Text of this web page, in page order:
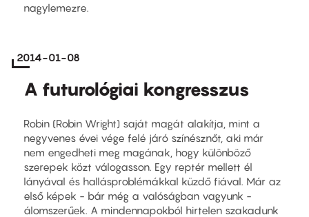
nagylemezre.
2014-01-08
A futurológiai kongresszus
Robin (Robin Wright) saját magát alakítja, mint a
negyvenes évei vége felé járó színésznőt, aki már
nem engedheti meg magának, hogy különböző
szerepek közt válogasson. Egy reptér mellett él
lányával és hallásproblémákkal küzdő fiával. Már az
első képek - bár még a valóságban vagyunk -
álomszerűek. A mindennapokból hirtelen szakadunk